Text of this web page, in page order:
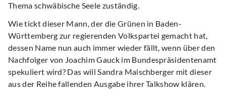
Thema schwäbische Seele zuständig.
Wie tickt dieser Mann, der die Grünen in Baden-
Württemberg zur regierenden Volkspartei gemacht hat,
dessen Name nun auch immer wieder fällt, wenn über den
Nachfolger von Joachim Gauck im Bundespräsidentenamt
spekuliert wird? Das will Sandra Maischberger mit dieser
aus der Reihe fallenden Ausgabe ihrer Talkshow klären.